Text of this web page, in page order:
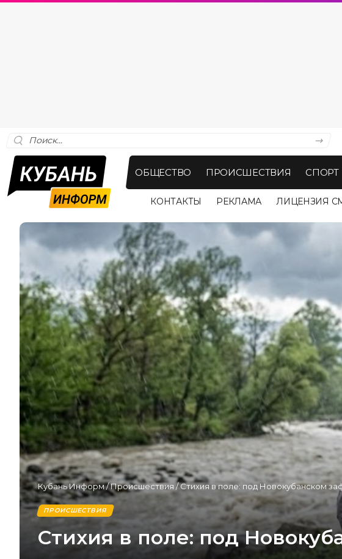
ОБЩЕСТВО ПРОИСШЕСТВИЯ СПОРТ
КОНТАКТЫ РЕКЛАМА ЛИЦЕНЗИЯ
Кубань Информ/Происшествия /Стихия в поле: под Новокубанском
ПРОИСШЕСТВИЯ
Стихия в поле: под